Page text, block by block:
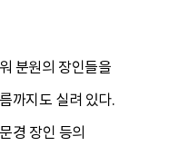
분원의 장인들을
까지도 실려 있다.
경 장인 등의